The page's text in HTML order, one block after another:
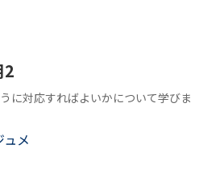
2
に対応すればよいかについて学びま
メ